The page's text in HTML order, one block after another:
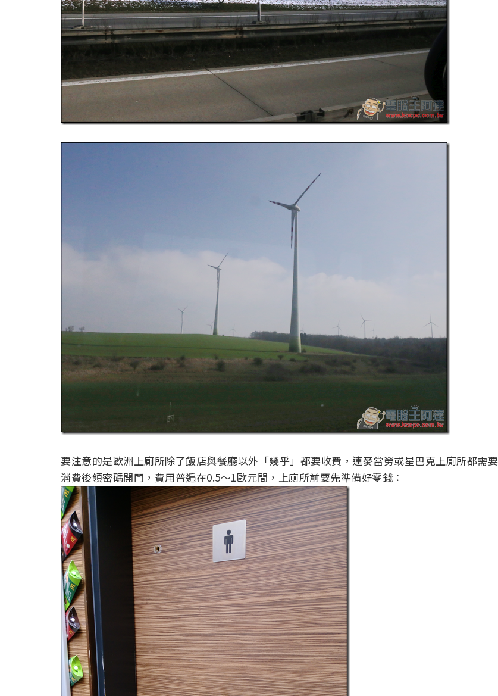
要注意的是歐洲上廁所除了飯店與餐廳以外「幾乎」都要收費，連麥當勞或星巴克上廁所都需要
消費後領密碼開門，費用普遍在0.5～1歐元間，上廁所前要先準備好零錢：